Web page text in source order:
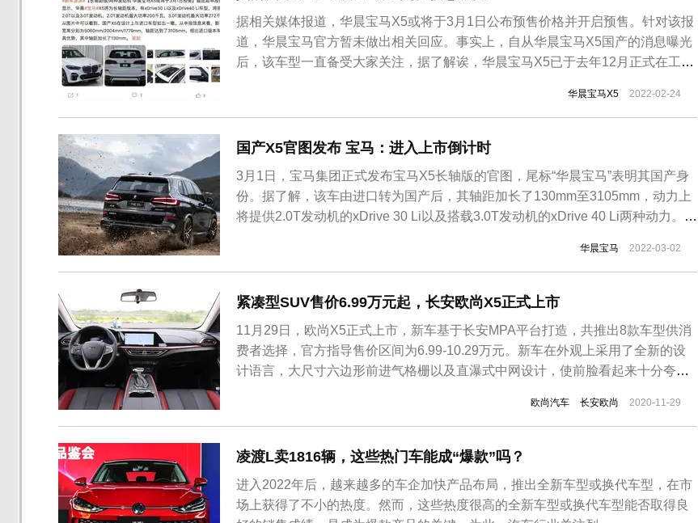
据相关媒体报道，华晨宝马X5或将于3月1日公布预售价格并开启预售。针对该报
道，华晨宝马官方暂未做出相关回应。事实上，自从华晨宝马X5国产的消息曝光
后，该车型一直备受大家关注，据了解诶，华晨宝马X5已于去年12月正式在工信
的xDrive 30 Li以及搭载3.0T发动机的xDrive 40 Li两种动力。根据汽车行业关注此
前的...
华晨宝马X5 2022-02-24
国产X5官图发布 宝马：进入上市倒计时
3月1日，宝马集团正式发布宝马X5长轴版的官图，尾标“华晨宝马”表明其国产身
份。据了解，该车由进口转为国产后，其轴距加长了130mm至3105mm，动力上
将提供2.0T发动机的xDrive 30 Li以及搭载3.0T发动机的xDrive 40 Li两种动力。宝
申报，预计在4月份举办的北京车展上首发亮相，并于上半年上市。根据申...
华晨宝马 2022-03-02
紧凑型SUV售价6.99万元起，长安欧尚X5正式上市
11月29日，欧尚X5正式上市，新车基于长安MPA平台打造，共推出8款车型供消
费者选择，官方指导售价区间为6.99-10.29万元。新车在外观上采用了全新的设
计语言，大尺寸六边形前进气格栅以及直瀑式中网设计，使前脸看起来十分夸
侧裙等位置加入了黑色装饰，车头还嵌有红色“S”标识，突出运动感。尺寸方面，
欧尚X5长宽高分别为4490/...
欧尚汽车 长安欧尚 2020-11-29
凌渡L卖1816辆，这些热门车能成“爆款”吗？
进入2022年后，越来越多的车企加快产品布局，推出全新车型或换代车型，在市
场上获得了不小的热度。然而，这些热度很高的全新车型或换代车型能否取得良